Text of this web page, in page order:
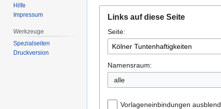
Navigation
springen
Suche
springen
Links auf diese Seite
Seite:
Namensraum:
alle
Vorlageneinbindungen
Hilfe
Impressum
Werkzeuge
Spezialseiten
Druckversion